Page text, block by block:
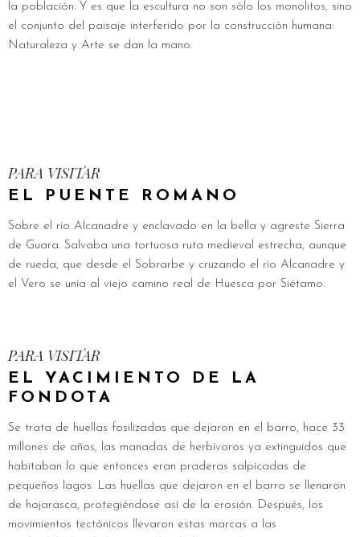
la población. Y es que la escultura no son sólo los monolitos, sino
el conjunto del paisaje interferido por la construcción humana:
Naturaleza y Arte se dan la mano.
PARA VISITAR
EL PUENTE ROMANO
Sobre el río Alcanadre y enclavado en la bella y agreste Sierra
de Guara. Salvaba una tortuosa ruta medieval estrecha, aunque
de rueda, que desde el Sobrarbe y cruzando el río Alcanadre y
el Vero se unía al viejo camino real de Huesca por Siétamo.
PARA VISITAR
EL YACIMIENTO DE LA
FONDOTA
Se trata de huellas fosilizadas que dejaron en el barro, hace 33
millones de años, las manadas de herbívoros ya extinguidos que
habitaban lo que entonces eran praderas salpicadas de
pequeños lagos. Las huellas que dejaron en el barro se llenaron
de hojarasca, protegiéndose así de la erosión. Después, los
movimientos tectónicos llevaron estas marcas a las